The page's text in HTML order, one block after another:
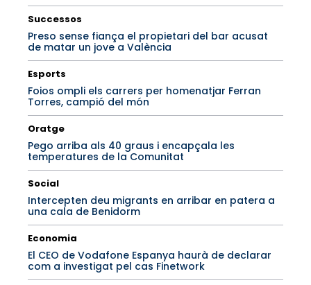
Successos
Preso sense fiança el propietari del bar acusat
de matar un jove a València
Esports
Foios ompli els carrers per homenatjar Ferran
Torres, campió del món
Oratge
Pego arriba als 40 graus i encapçala les
temperatures de la Comunitat
Social
Intercepten deu migrants en arribar en patera a
una cala de Benidorm
Economia
El CEO de Vodafone Espanya haurà de declarar
com a investigat pel cas Finetwork